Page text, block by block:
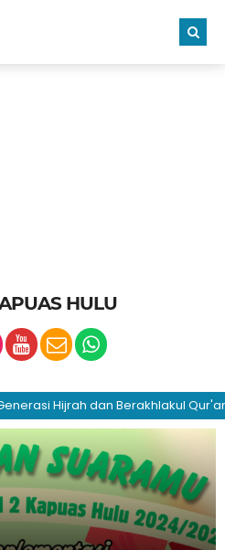
HULU
Hijrah dan Berakhlakul Qur'ani"